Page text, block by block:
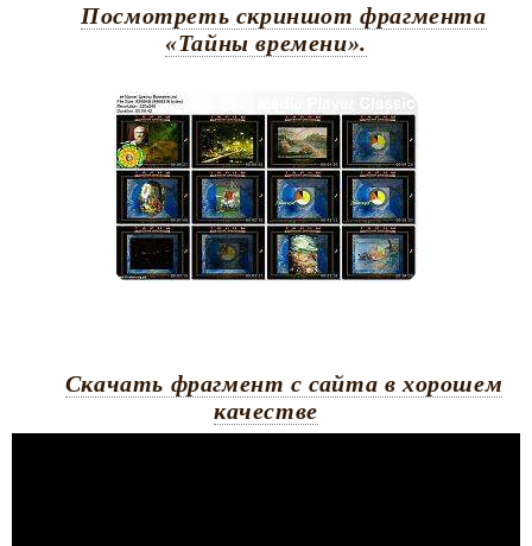
Посмотреть скриншот фрагмента
«Тайны времени».
Скачать фрагмент с сайта в хорошем
качестве